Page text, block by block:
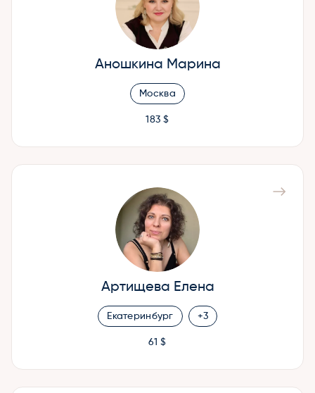
Аношкина Марина
Москва
183 $
Артищева Елена
Екатеринбург +3
61 $